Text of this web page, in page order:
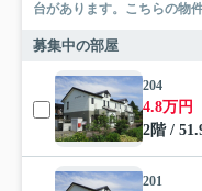
台があります。こちらの物
募集中の部屋
204
4.8万円
2階 /
201